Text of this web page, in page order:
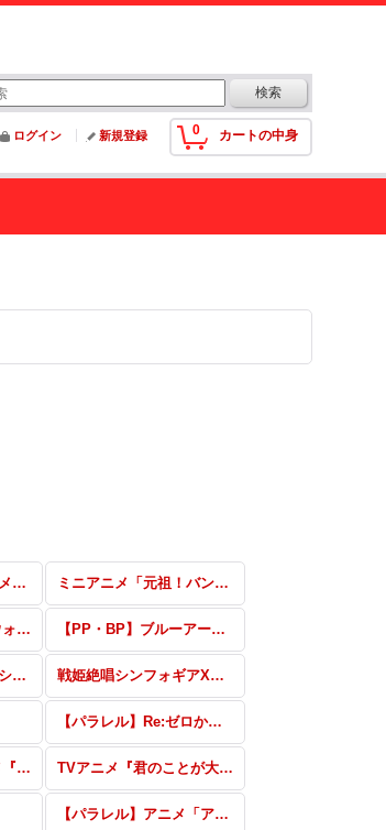
0 カートの中身
ログイン 新規登録
【パラレル】ミニアニメ「元祖！バンドリちゃん」 ミニアニメ「元祖！バンドリちゃん」
TVアニメ『ウィッチウォッチ』 vol.2 【PP・BP】ブルーアーカイブ vol.3
【パラレル】戦姫絶唱シンフォギアXD UNLIMITED 戦姫絶唱シンフォギアXD UNLIMITED
【パラレル】Re:ゼロから始める異世界生活 vol.2
【パラレル】TVアニメ『君のことが大大大大大好きな100人の彼女』vol.2 TVアニメ『君のことが大大大大大好きな100人の彼女』vol.2
【パラレル】アニメ「アイドルマスター シャイニーカラーズ2nd season」